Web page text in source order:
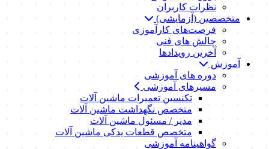
نظرات کاربران
متخصصین (آزمایشی)
فرصت‌های کارآموزی
چالش های فنی
آخرین رویدادها
آموزش
دوره های آموزشی
مسیرهای آموزشی
تکنسین تعمیرات ماشین آلات
متخصص نگهداشت ماشین آلات
مدیر / مسئول ماشین آلات
متخصص قطعات یدکی ماشین آلات
گواهینامه آموزشی